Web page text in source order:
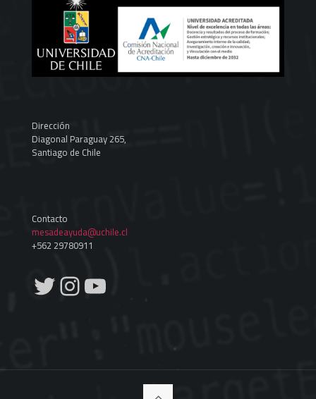
Dirección
Diagonal Paraguay 265,
Santiago de Chile
Contacto
mesadeayuda@uchile.cl
+562 29780911
Twitter
Instagram
YouTube